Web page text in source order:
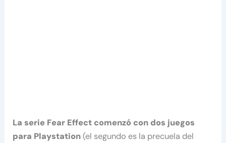
La serie Fear Effect comenzó con dos juegos
para Playstation(el segundo es la precuela del